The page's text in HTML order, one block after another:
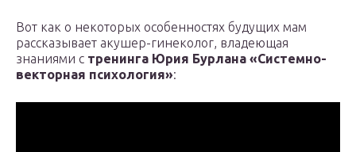
Вот как о некоторых особенностях будущих мам
рассказывает акушер-гинеколог, владеющая
знаниями с тренинга Юрия Бурлана «Системно-
векторная психология»: